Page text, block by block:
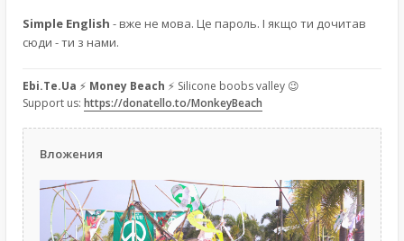
Simple English - вже не мова. Це пароль. І якщо ти дочитав
сюди - ти з нами.
Ebi.Te.Ua ⚡ Money Beach ⚡ Silicone boobs valley 😉
Support us: https://donatello.to/MonkeyBeach
Вложения